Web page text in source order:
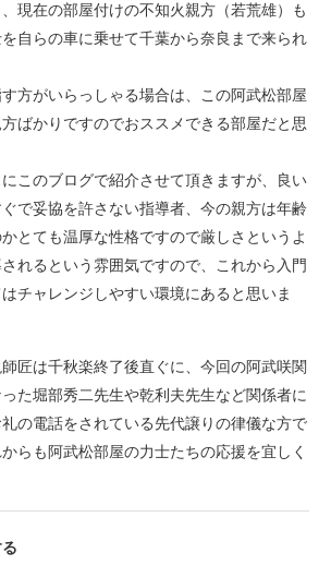
現在の部屋付けの不知火親方（若荒雄）も
自らの車に乗せて千葉から奈良まで来られ
方がいらっしゃる場合は、この阿武松部屋
ばかりですのでおススメできる部屋だと思
このブログで紹介させて頂きますが、良い
で妥協を許さない指導者、今の親方は年齢
とても温厚な性格ですので厳しさというよ
れるという雰囲気ですので、これから入門
チャレンジしやすい環境にあると思いま
匠は千秋楽終了後直ぐに、今回の阿武咲関
た堀部秀二先生や乾利夫先生など関係者に
の電話をされている先代譲りの律儀な方で
らも阿武松部屋の力士たちの応援を宜しく